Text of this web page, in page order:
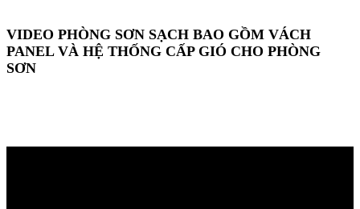
VIDEO PHÒNG SƠN SẠCH BAO GỒM VÁCH
PANEL VÀ HỆ THỐNG CẤP GIÓ CHO PHÒNG
SƠN